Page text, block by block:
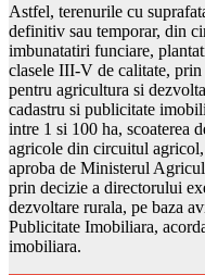
Astfel, terenurile cu
definitiv sau temporar, din
imbunatatiri funciare,
clasele III-V de calitate,
pentru agricultura si
cadastru si publicitate
intre 1 si 100 ha, scoaterea
agricole din circuitul
aproba de Ministerul
prin decizie a directorului
dezvoltare rurala, pe baza
Publicitate Imobiliara,
imobiliara.